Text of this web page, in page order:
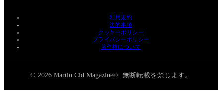
利用規約
法的事項
クッキーポリシー
プライバシーポリシー
著作権について
© 2026 Martin Cid Magazine®. 無断転載を禁じます。